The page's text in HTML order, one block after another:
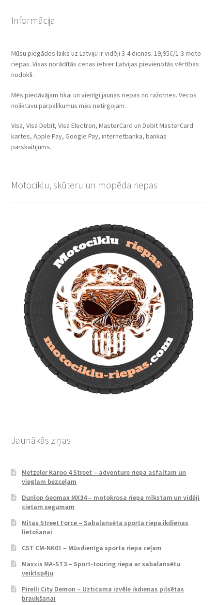
Informācija
Mūsu piegādes laiks uz Latviju ir vidēji 3-4 dienas. 19,95€/1-3 moto
riepas. Visas norādītās cenas ietver Latvijas pievienotās vērtības
nodokli.
Mēs piedāvājam tikai un vienīgi jaunas riepas no ražotnes. Vecos
noliktavu pārpalikumus mēs netirgojam.
Visa, Visa Debit, Visa Electron, MasterCard un Debit MasterCard
kartes, Apple Pay, Google Pay, internetbanka, bankas
pārskaitījums.
Motociklu, skūteru un mopēda riepas
Jaunākās ziņas
Metzeler Karoo 4 Street – adventure riepa asfaltam un
vieglam bezceļam
Dunlop Geomax MX34 – motokrosa riepa mīkstam un vidēji
cietam segumam
Mitas Street Force – Sabalansēta sporta riepa ikdienas
lietošanai
CST CM-NK01 – Mūsdienīga sporta riepa ceļam
Maxxis MA-ST3 – Sport-touring riepa ar sabalansētu
veiktspēju
Pirelli City Demon – Uzticama izvēle ikdienas pilsētas
braukšanai